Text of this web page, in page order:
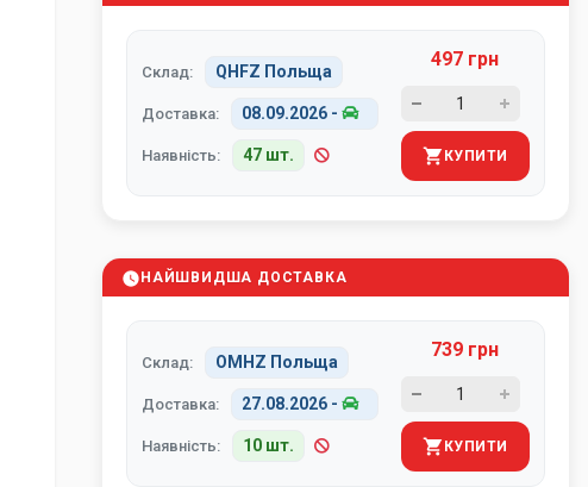
Склад: QHFZ Польща
Доставка: 08.09.2026 -
Наявність: 47 шт.
497 грн
КУПИТИ
НАЙШВИДША ДОСТАВКА
Склад: OMHZ Польща
Доставка: 27.08.2026 -
Наявність: 10 шт.
739 грн
КУПИТИ